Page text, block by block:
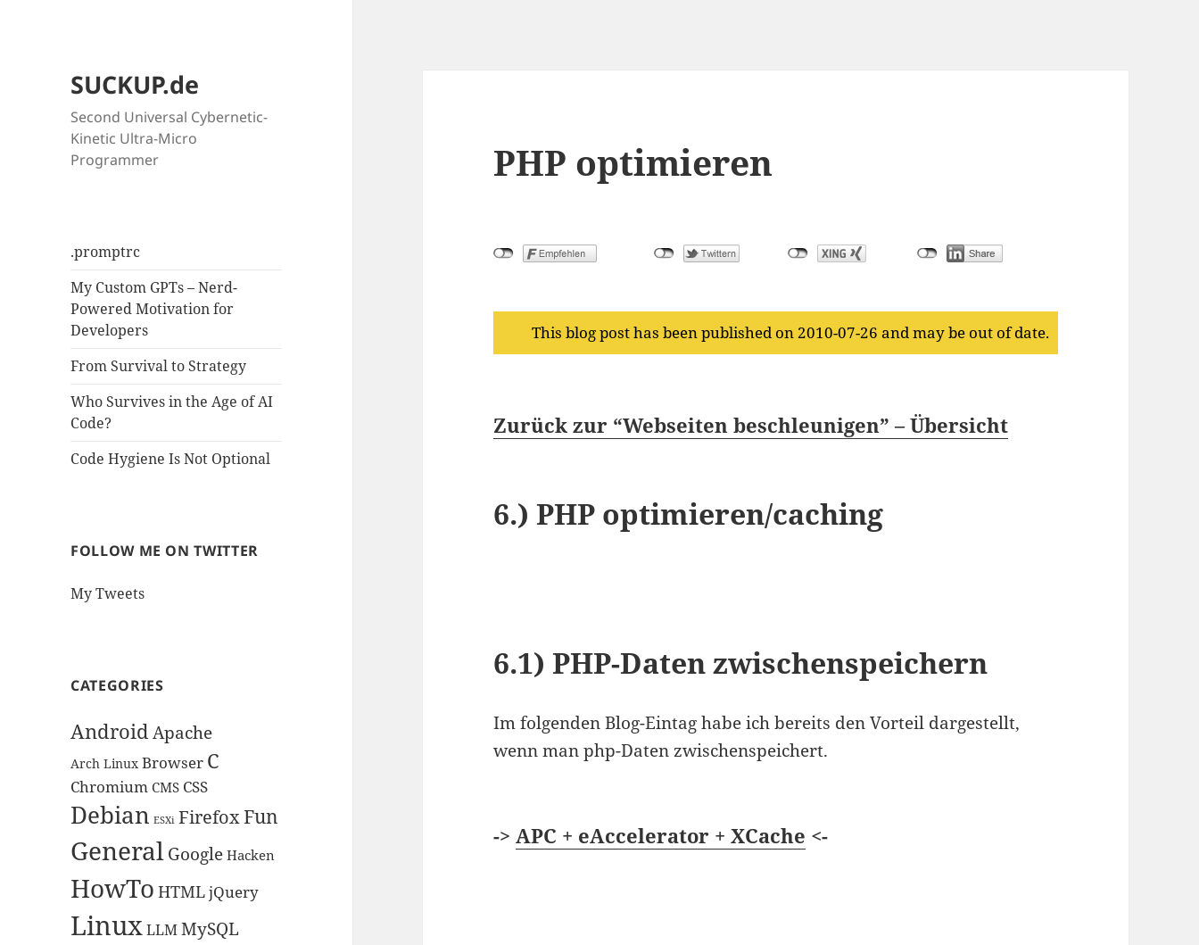
SUCKUP.de
Second Universal Cybernetic-
Kinetic Ultra-Micro
Programmer
.promptrc
My Custom GPTs – Nerd-
Powered Motivation for
Developers
From Survival to Strategy
Who Survives in the Age of AI
Code?
Code Hygiene Is Not Optional
FOLLOW ME ON TWITTER
My Tweets
CATEGORIES
AndroidApache
Arch Linux Browser C
Chromium CMS CSS
Debian ESXi FirefoxFun
GeneralGoogle Hacken
HowTo HTMLjQuery
LinuxLLMMySQL
PHP optimieren
This blog post has been published on 2010-07-26 and may be out of date.
Zurück zur “Webseiten beschleunigen” – Übersicht
6.) PHP optimieren/caching
6.1) PHP-Daten zwischenspeichern
Im folgenden Blog-Eintag habe ich bereits den Vorteil dargestellt,
wenn man php-Daten zwischenspeichert.
->APC + eAccelerator + XCache <-